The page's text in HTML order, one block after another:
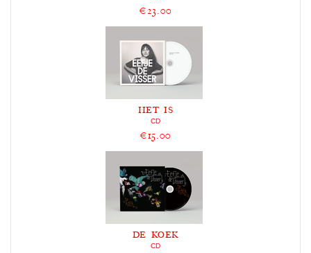
€23.00
HET IS
CD
€15.00
DE KOEK
CD